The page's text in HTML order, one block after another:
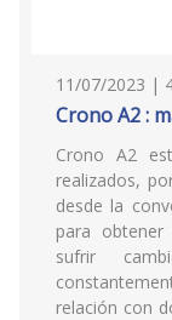
11/07/2023 |
Crono A2 :
Crono A2
realizados,
desde la
para obtener
sufrir
relación con